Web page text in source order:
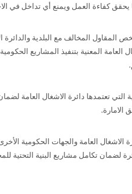
كفاءة العمل ويمنع أي تداخل في
المخالف مع البلدية والدائرة
المعنية بتنفيذ المشاريع
تعتمدها دائرة الاشغال العامة
الامارة.
العامة والجهات الحكومية
لضمان تكامل مشاريع البنية